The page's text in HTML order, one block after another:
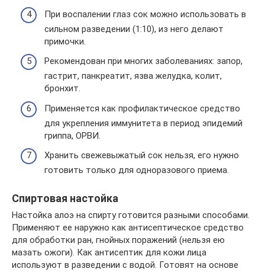
При воспалении глаз сок можно использовать в
сильном разведении (1:10), из него делают
примочки.
Рекомендован при многих заболеваниях: запор,
гастрит, панкреатит, язва желудка, колит,
бронхит.
Применяется как профилактическое средство
для укрепления иммунитета в период эпидемий
гриппа, ОРВИ.
Хранить свежевыжатый сок нельзя, его нужно
готовить только для одноразового приема.
Спиртовая настойка
Настойка алоэ на спирту готовится разными способами.
Применяют ее наружно как антисептическое средство
для обработки ран, гнойных поражений (нельзя ею
мазать ожоги). Как антисептик для кожи лица
используют в разведении с водой. Готовят на основе